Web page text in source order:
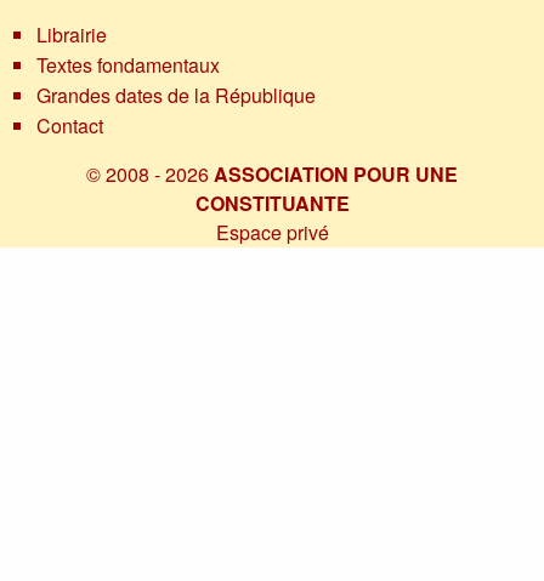
Librairie
Textes fondamentaux
Grandes dates de la République
Contact
© 2008 - 2026ASSOCIATION POUR UNE
CONSTITUANTE
Espace privé